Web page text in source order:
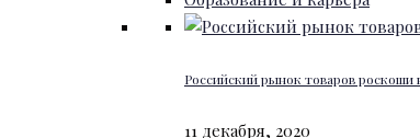
Российский рынок товаров роскоши
11 декабря, 2020